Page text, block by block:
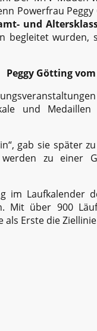
Powerfrau
und
begleitet wurden,
Peggy Götting
und
gab sie später
zu einer
im Laufkalender
Mit über 900
Erste die